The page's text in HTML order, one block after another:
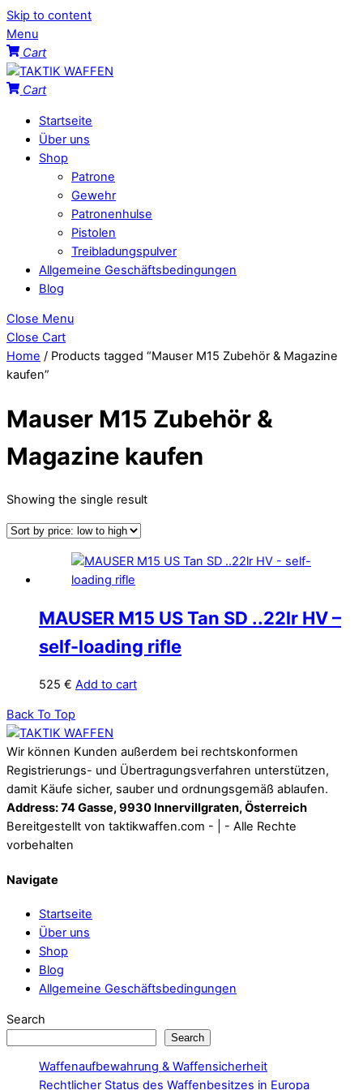
Skip to content
Menu
Cart
Cart
Startseite
Über uns
Shop
Patrone
Gewehr
Patronenhulse
Pistolen
Treibladungspulver
Allgemeine Geschäftsbedingungen
Blog
Close Menu
Close Cart
Home / Products tagged “Mauser M15 Zubehör & Magazine
kaufen”
Mauser M15 Zubehör &
Magazine kaufen
Showing the single result
MAUSER M15 US Tan SD ..22lr HV –
self-loading rifle
525 € Add to cart
Back To Top
Wir können Kunden außerdem bei rechtskonformen
Registrierungs- und Übertragungsverfahren unterstützen,
damit Käufe sicher, sauber und ordnungsgemäß ablaufen.
Address: 74 Gasse, 9930 Innervillgraten, Österreich
Bereitgestellt von taktikwaffen.com - | - Alle Rechte
vorbehalten
Navigate
Startseite
Über uns
Shop
Blog
Allgemeine Geschäftsbedingungen
Search
Search
Waffenaufbewahrung & Waffensicherheit
Rechtlicher Status des Waffenbesitzes in Europa